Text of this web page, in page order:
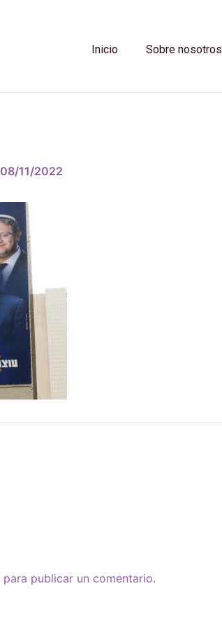
Inicio Sobre nosotros
08/11/2022
para publicar un comentario.